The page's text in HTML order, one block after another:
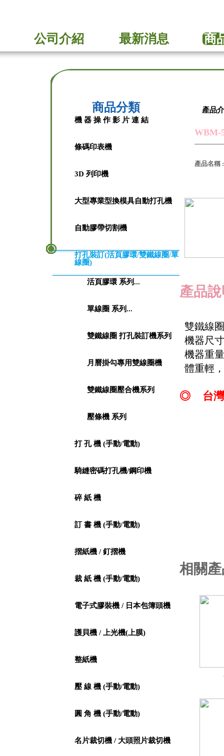
公司介紹 最新消息 商
商品分類
機 器 操 作 影 片 連 結
條碼印表機
3D 列印機
大型專業型換模具自動打孔機
自動膠帶切割機
打孔裝訂(活頁膠環/雙鐵線圈/單
線圈)
活頁膠環 系列...
單線圈 系列...
雙鐵線圈 打孔裝訂機系列
月曆掛勾專用雙線圈機
雙鐵線圈壓合機系列
壓條機 系列
打 孔 機 (手動/電動)
騎縫密碼打孔機/鋼印機
碎 紙 機
訂 書 機 (手動/電動)
摺紙機 / 釘摺機
裁 紙 機 (手動/電動)
電子式膠裝機 / 日本包簿頭機
護貝機 / 上光機(上膜)
整紙機
壓 線 機 (手動/電動)
圓 角 機 (手動/電動)
名片裁切機 / 大頭照片裁切機
產品
WBM-
產品名稱 :
產品
雙鐵線
機器尺
機器重
體重輕
◎ 台灣
相關